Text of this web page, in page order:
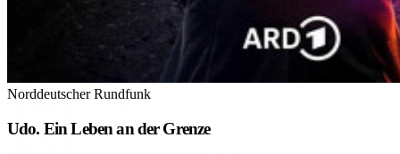
Norddeutscher Rundfunk
Udo. Ein Leben an der Grenze